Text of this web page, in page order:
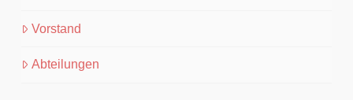
Vorstand
Abteilungen